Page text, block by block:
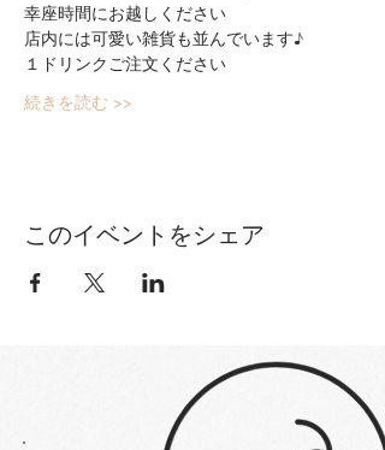
幸座時間にお越しください
店内には可愛い雑貨も並んでいます♪
１ドリンクご注文ください
続きを読む >>
このイベントをシェア